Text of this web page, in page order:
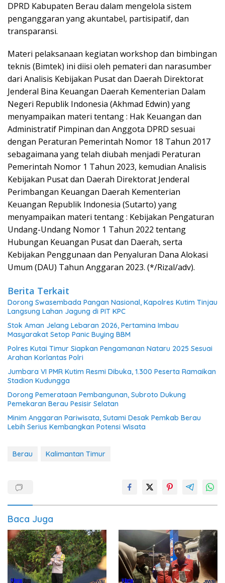
DPRD Kabupaten Berau dalam mengelola sistem
penganggaran yang akuntabel, partisipatif, dan
transparansi.
Materi pelaksanaan kegiatan workshop dan bimbingan
teknis (Bimtek) ini diisi oleh pemateri dan narasumber
dari Analisis Kebijakan Pusat dan Daerah Direktorat
Jenderal Bina Keuangan Daerah Kementerian Dalam
Negeri Republik Indonesia (Akhmad Edwin) yang
menyampaikan materi tentang : Hak Keuangan dan
Administratif Pimpinan dan Anggota DPRD sesuai
dengan Peraturan Pemerintah Nomor 18 Tahun 2017
sebagaimana yang telah diubah menjadi Peraturan
Pemerintah Nomor 1 Tahun 2023, kemudian Analisis
Kebijakan Pusat dan Daerah Direktorat Jenderal
Perimbangan Keuangan Daerah Kementerian
Keuangan Republik Indonesia (Sutarto) yang
menyampaikan materi tentang : Kebijakan Pengaturan
Undang-Undang Nomor 1 Tahun 2022 tentang
Hubungan Keuangan Pusat dan Daerah, serta
Kebijakan Penggunaan dan Penyaluran Dana Alokasi
Umum (DAU) Tahun Anggaran 2023. (*/Rizal/adv).
Berita Terkait
Dorong Swasembada Pangan Nasional, Kapolres Kutim Tinjau
Langsung Lahan Jagung di PIT KPC
Stok Aman Jelang Lebaran 2026, Pertamina Imbau
Masyarakat Setop Panic Buying BBM
Polres Kutai Timur Siapkan Pengamanan Nataru 2025 Sesuai
Arahan Korlantas Polri
Jumbara VI PMR Kutim Resmi Dibuka, 1.300 Peserta Ramaikan
Stadion Kudungga
Dorong Pemerataan Pembangunan, Subroto Dukung
Pemekaran Berau Pesisir Selatan
Minim Anggaran Pariwisata, Sutami Desak Pemkab Berau
Lebih Serius Kembangkan Potensi Wisata
Berau Kalimantan Timur
Baca Juga